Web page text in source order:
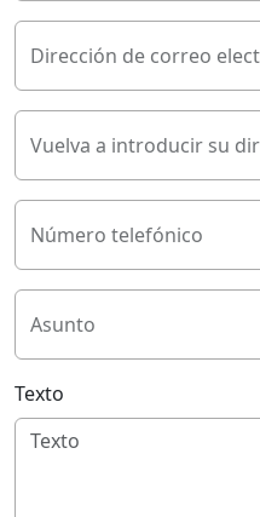
Dirección de correo
Número telefónico
Asunto
Texto